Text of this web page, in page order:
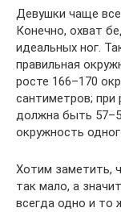
Девушки чаще
Конечно, охват
идеальных ног.
правильная
росте 166–170
сантиметров; при
должна быть
окружность
Хотим заметить,
так мало, а
всегда одно и то